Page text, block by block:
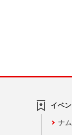
イベ
ナ